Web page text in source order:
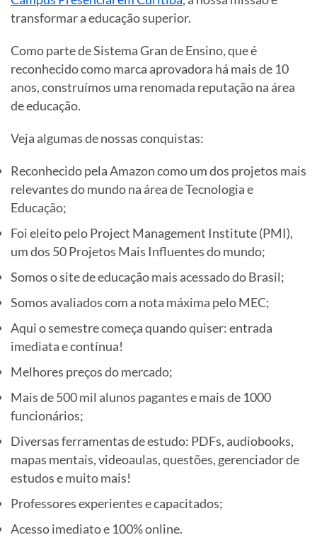
transformar a educação superior.
Como parte de Sistema Gran de Ensino, que é
reconhecido como marca aprovadora há mais de 10
anos, construímos uma renomada reputação na área
de educação.
Veja algumas de nossas conquistas:
Reconhecido pela Amazon como um dos projetos mais
relevantes do mundo na área de Tecnologia e
Educação;
Foi eleito pelo Project Management Institute (PMI),
um dos 50 Projetos Mais Influentes do mundo;
Somos o site de educação mais acessado do Brasil;
Somos avaliados com a nota máxima pelo MEC;
Aqui o semestre começa quando quiser: entrada
imediata e contínua!
Melhores preços do mercado;
Mais de 500 mil alunos pagantes e mais de 1000
funcionários;
Diversas ferramentas de estudo: PDFs, audiobooks,
mapas mentais, videoaulas, questões, gerenciador de
estudos e muito mais!
Professores experientes e capacitados;
Acesso imediato e 100% online.